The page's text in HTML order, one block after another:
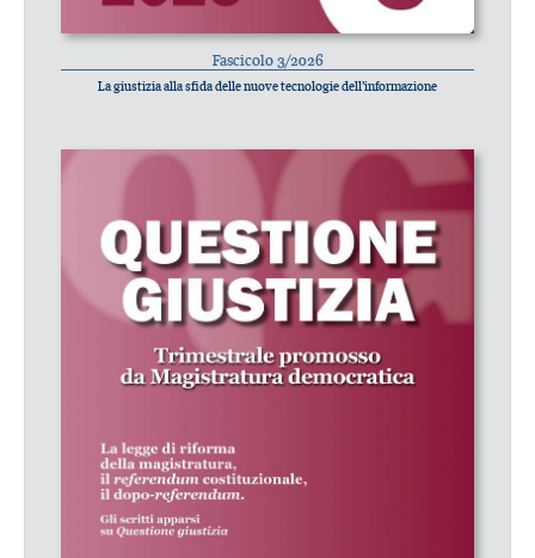
Fascicolo 3/2026
La giustizia alla sfida delle nuove tecnologie dell’informazione